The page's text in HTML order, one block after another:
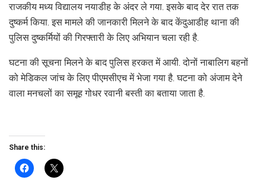
राजकीय मध्य विद्यालय नयाडीह के अंदर ले गया. इसके बाद देर रात तक
दुष्कर्म किया. इस मामले की जानकारी मिलने के बाद केंदुआडीह थाना की
पुलिस दुष्कर्मियों की गिरफ्तारी के लिए अभियान चला रही है.
घटना की सूचना मिलने के बाद पुलिस हरकत में आयी. दोनों नाबालिग बहनों
को मेडिकल जांच के लिए पीएमसीएच में भेजा गया है. घटना को अंजाम देने
वाला मनचलों का समूह गोधर रवानी बस्ती का बताया जाता है.
Share this: